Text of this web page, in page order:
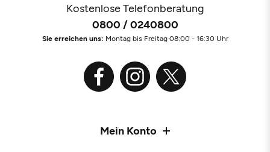
Kostenlose Telefonberatung
0800 / 0240800
Sie erreichen uns: Montag bis Freitag 08:00 - 16:30 Uhr
Mein Konto